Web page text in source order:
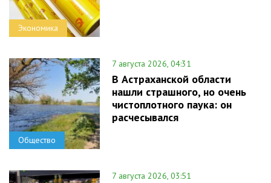
Экономика
Общество
7 августа 2026, 04:31
В Астраханской области
нашли страшного, но очень
чистоплотного паука: он
расчесывался
7 августа 2026, 03:51